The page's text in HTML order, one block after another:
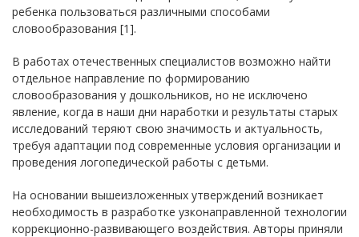
ребенка пользоваться различными способами
словообразования [1].
В работах отечественных специалистов возможно найти
отдельное направление по формированию
словообразования у дошкольников, но не исключено
явление, когда в наши дни наработки и результаты старых
исследований теряют свою значимость и актуальность,
требуя адаптации под современные условия организации и
проведения логопедической работы с детьми.
На основании вышеизложенных утверждений возникает
необходимость в разработке узконаправленной технологии
коррекционно-развивающего воздействия. Авторы приняли